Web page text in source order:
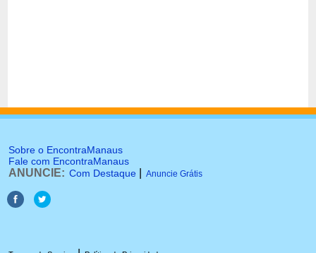
Sobre o EncontraManaus
Fale com EncontraManaus
ANUNCIE: Com Destaque Anuncie Grátis